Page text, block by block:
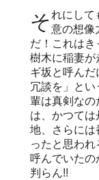
それにしてもなぜ<デンギ坂>なのか。吾輩は得意の想像
だ！これは
樹木に稲妻が
ギ坂と呼ん
冗談を」と
輩は真剣なの
は、かつて
地、さらには
ったと思わ
呼んでいた
判らん!!